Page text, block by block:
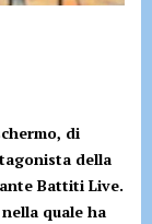
di
della
Battiti Live.
quale ha